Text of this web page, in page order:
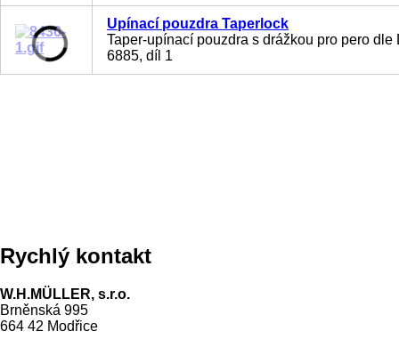
Upínací pouzdra Taperlock
Taper-upínací pouzdra s drážkou pro pero dle
6885, díl 1
Rychlý kontakt
W.H.MÜLLER, s.r.o.
Brněnská 995
664 42 Modřice